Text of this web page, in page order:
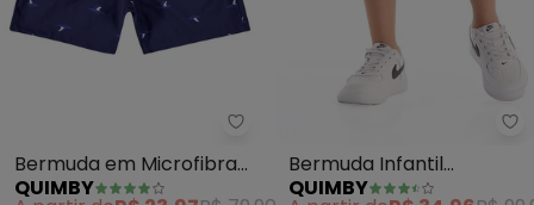
Quimby - Bermuda em
Bermuda em Microfibra
para Menino (Azul)
QUIMBY
Bermuda Infantil
Microfibra Tropical (Azul)
QUIMBY